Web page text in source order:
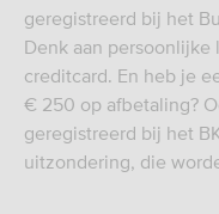
geregistreerd bij het
Denk aan
creditcard. En heb je
€ 250 op afbetaling?
geregistreerd bij het
uitzondering, die